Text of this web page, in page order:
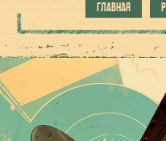
ГЛАВНАЯ